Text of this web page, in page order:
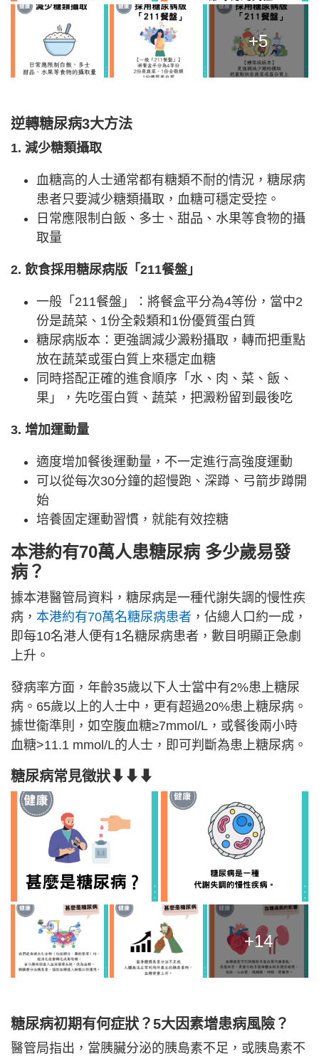
+5
逆轉糖尿病3大方法
1. 減少糖類攝取
血糖高的人士通常都有糖類不耐的情況，糖尿病
患者只要減少糖類攝取，血糖可穩定受控。
日常應限制白飯、多士、甜品、水果等食物的攝
取量
2. 飲食採用糖尿病版「211餐盤」
一般「211餐盤」：將餐盒平分為4等份，當中2
份是蔬菜、1份全榖類和1份優質蛋白質
糖尿病版本：更強調減少澱粉攝取，轉而把重點
放在蔬菜或蛋白質上來穩定血糖
同時搭配正確的進食順序「水、肉、菜、飯、
果」，先吃蛋白質、蔬菜，把澱粉留到最後吃
3. 增加運動量
適度增加餐後運動量，不一定進行高強度運動
可以從每次30分鐘的超慢跑、深蹲、弓箭步蹲開
始
培養固定運動習慣，就能有效控糖
本港約有70萬人患糖尿病 多少歲易發
病？
據本港醫管局資料，糖尿病是一種代謝失調的慢性疾
病， 本港約有70萬名糖尿病患者 ，佔總人口約一成，
即每10名港人便有1名糖尿病患者，數目明顯正急劇
上升。
發病率方面，年齡35歲以下人士當中有2%患上糖尿
病。65歲以上的人士中，更有超過20%患上糖尿病。
據世衞準則，如空腹血糖≥7mmol/L，或餐後兩小時
血糖>11.1 mmol/L的人士，即可判斷為患上糖尿病。
糖尿病常見徵狀⬇⬇⬇
+14
糖尿病初期有何症狀？5大因素增患病風險？
醫管局指出，當胰臟分泌的胰島素不足，或胰島素不